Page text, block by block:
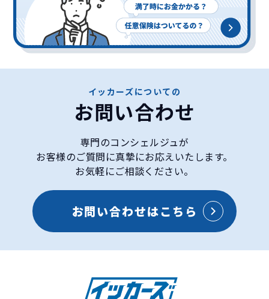
イッカーズについての
お問い合わせ
専門のコンシェルジュが
お客様のご質問に真摯にお応えいたします。
お気軽にご相談ください。
お問い合わせはこちら